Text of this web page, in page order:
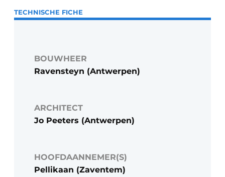
TECHNISCHE FICHE
BOUWHEER
Ravensteyn (Antwerpen)
ARCHITECT
Jo Peeters (Antwerpen)
HOOFDAANNEMER(S)
Pellikaan (Zaventem)